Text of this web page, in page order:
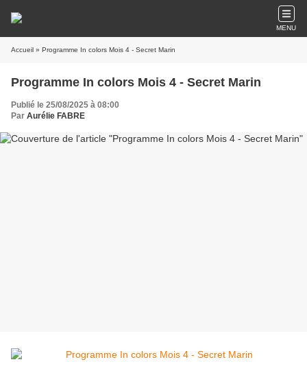
MENU
Accueil » Programme In colors Mois 4 - Secret Marin
Programme In colors Mois 4 - Secret Marin
Publié le 25/08/2025 à 08:00
Par Aurélie FABRE